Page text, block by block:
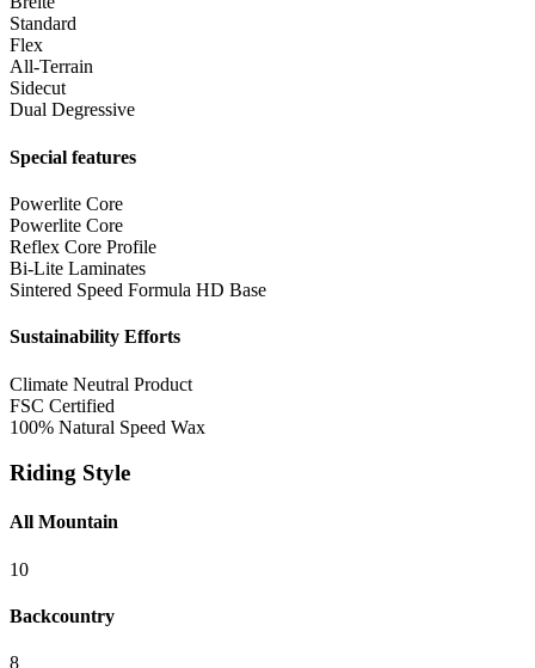
Standard
Flex
All-Terrain
Sidecut
Dual Degressive
Special features
Powerlite Core
Powerlite Core
Reflex Core Profile
Bi-Lite Laminates
Sintered Speed Formula HD Base
Sustainability Efforts
Climate Neutral Product
FSC Certified
100% Natural Speed Wax
Riding Style
All Mountain
10
Backcountry
8